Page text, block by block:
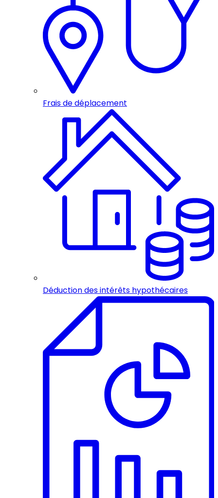
Frais de déplacement
Déduction des intérêts hypothécaires